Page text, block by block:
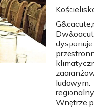
dysponuje
ludowym,